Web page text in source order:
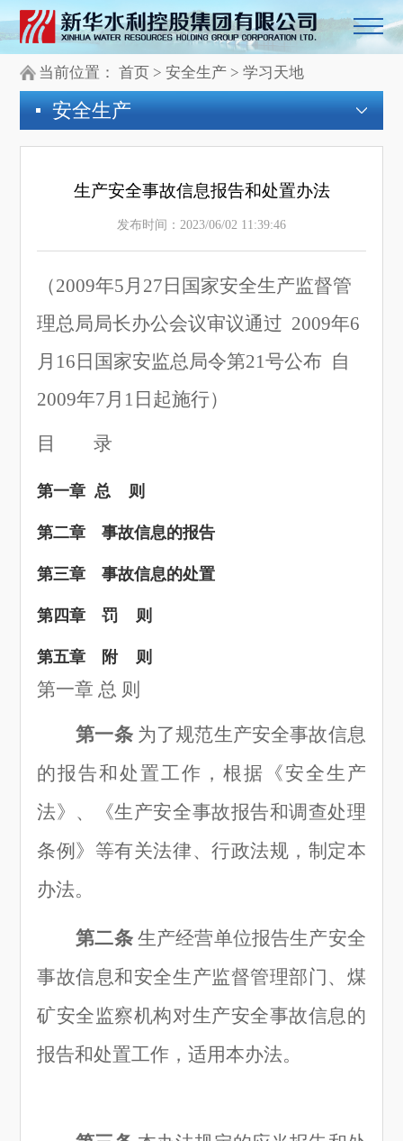
当前位置： 首页 >安全生产 >学习天地
安全生产
生产安全事故信息报告和处置办法
发布时间：2023/06/02 11:39:46
（2009年5月27日 国家安全生产监督管
理总局局长办公会议审议通过 2009年6
月 16 日国家安监总局令第21号公布 自
2009年7月1日起施行）
目 录
第一章 总 则
第二章 事故信息的报告
第三章 事故信息的处置
第四章 罚 则
第五章 附 则
第一章 总 则
第一条 为了规范生产安全事故信息
的报告和处置工作，根据《安全生产
法》、《生产安全事故报告和调查处理
条例》等有关法律、行政法规，制定本
办法。
第二条 生产经营单位报告生产安全
事故信息和安全生产监督管理部门、煤
矿安全监察机构对生产安全事故信息的
报告和处置工作，适用本办法。